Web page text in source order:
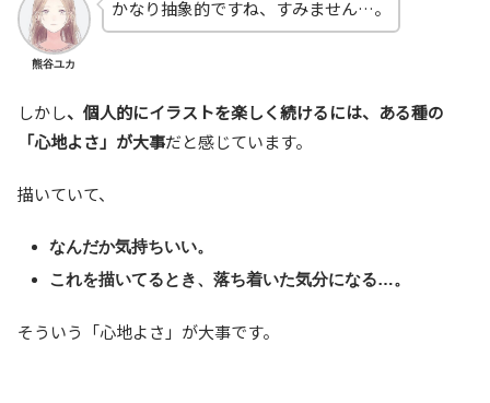
熊谷ユカ
かなり抽象的ですね、すみません…。
しかし、個人的にイラストを楽しく続けるには、ある種の
「心地よさ」が大事だと感じています。
描いていて、
なんだか気持ちいい。
これを描いてるとき、落ち着いた気分になる…。
そういう「心地よさ」が大事です。